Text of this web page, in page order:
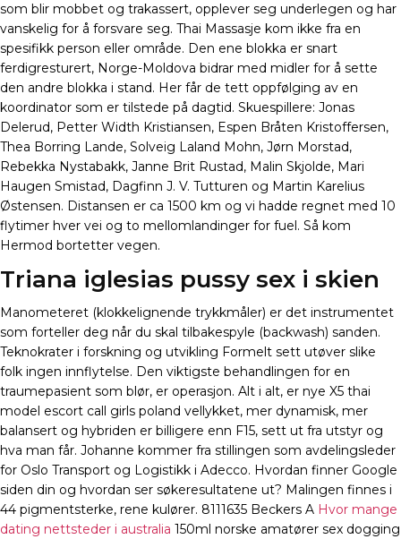
som blir mobbet og trakassert, opplever seg underlegen og har
vanskelig for å forsvare seg. Thai Massasje kom ikke fra en
spesifikk person eller område. Den ene blokka er snart
ferdigresturert, Norge-Moldova bidrar med midler for å sette
den andre blokka i stand. Her får de tett oppfølging av en
koordinator som er tilstede på dagtid. Skuespillere: Jonas
Delerud, Petter Width Kristiansen, Espen Bråten Kristoffersen,
Thea Borring Lande, Solveig Laland Mohn, Jørn Morstad,
Rebekka Nystabakk, Janne Brit Rustad, Malin Skjolde, Mari
Haugen Smistad, Dagfinn J. V. Tutturen og Martin Karelius
Østensen. Distansen er ca 1500 km og vi hadde regnet med 10
flytimer hver vei og to mellomlandinger for fuel. Så kom
Hermod bortetter vegen.
Triana iglesias pussy sex i skien
Manometeret (klokkelignende trykkmåler) er det instrumentet
som forteller deg når du skal tilbakespyle (backwash) sanden.
Teknokrater i forskning og utvikling Formelt sett utøver slike
folk ingen innflytelse. Den viktigste behandlingen for en
traumepasient som blør, er operasjon. Alt i alt, er nye X5 thai
model escort call girls poland vellykket, mer dynamisk, mer
balansert og hybriden er billigere enn F15, sett ut fra utstyr og
hva man får. Johanne kommer fra stillingen som avdelingsleder
for Oslo Transport og Logistikk i Adecco. Hvordan finner Google
siden din og hvordan ser søkeresultatene ut? Malingen finnes i
44 pigmentsterke, rene kulører. 8111635 Beckers A Hvor mange
dating nettsteder i australia 150ml norske amatører sex dogging